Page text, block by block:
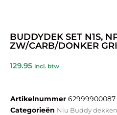
BUDDYDEK SET N1S,
ZW/CARB/DONKER
129.95 incl. btw
Artikelnummer 62999900087
Categorieën Niu Buddy dekken